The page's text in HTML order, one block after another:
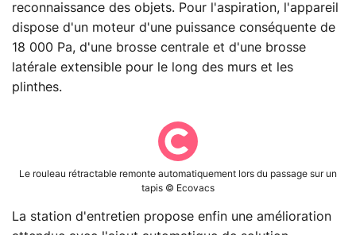
reconnaissance des objets. Pour l'aspiration, l'appareil
dispose d'un moteur d'une puissance conséquente de
18 000 Pa, d'une brosse centrale et d'une brosse
latérale extensible pour le long des murs et les
plinthes.
Le rouleau rétractable remonte automatiquement lors du passage sur un
tapis © Ecovacs
La station d'entretien propose enfin une amélioration